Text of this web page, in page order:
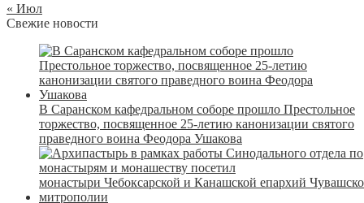
« Июл
Свежие новости
В Саранском кафедральном соборе прошло Престольное
торжество, посвященное 25-летию канонизации святого
праведного воина Феодора Ушакова